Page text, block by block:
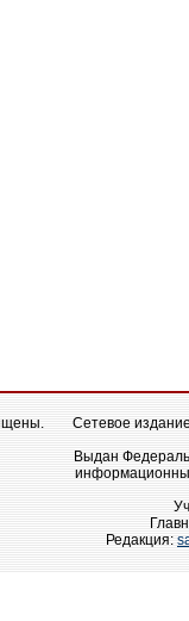
Сетевое
Выдан
Редакция: